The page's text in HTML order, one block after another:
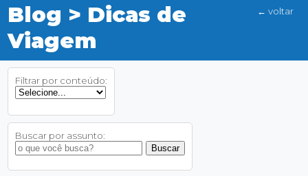
← voltar
Blog > Dicas de
Viagem
Filtrar por conteúdo:
Buscar por assunto: